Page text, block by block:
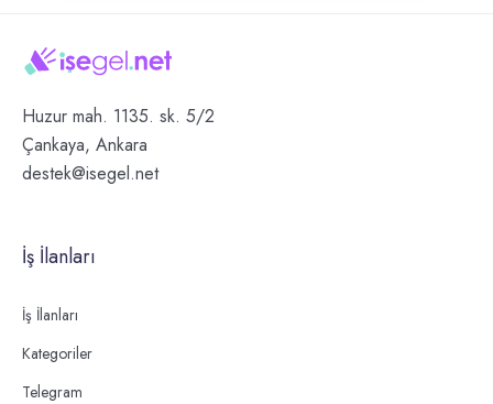
Huzur mah. 1135. sk. 5/2
Çankaya, Ankara
destek@isegel.net
İş İlanları
İş İlanları
Kategoriler
Telegram